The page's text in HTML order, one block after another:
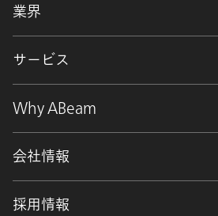
業界
サービス
Why ABeam
会社情報
採用情報